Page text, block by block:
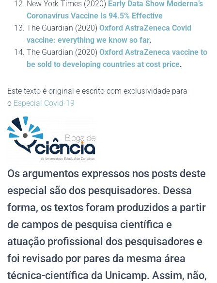
New York Times (2020) Early Data Show Moderna’s
Coronavirus Vaccine Is 94.5% Effective
The Guardian (2020) Oxford AstraZeneca Covid
vaccine: everything we know so far.
The Guardian (2020) Oxford AstraZeneca vaccine to
be sold to developing countries at cost price.
Este texto é original e escrito com exclusividade para
o Especial Covid-19
Os argumentos expressos nos posts deste
especial são dos pesquisadores. Dessa
forma, os textos foram produzidos a partir
de campos de pesquisa científica e
atuação profissional dos pesquisadores e
foi revisado por pares da mesma área
técnica-científica da Unicamp. Assim, não,